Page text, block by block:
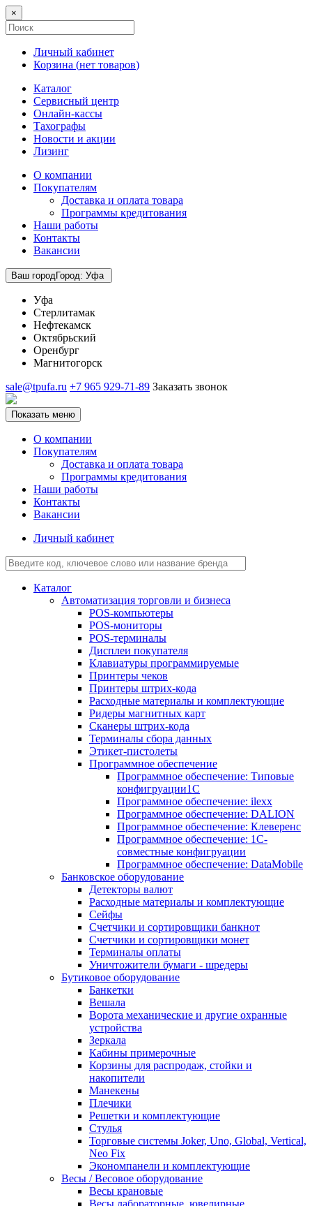
×
Личный кабинет
Корзина (нет товаров)
Каталог
Сервисный центр
Онлайн-кассы
Тахографы
Новости и акции
Лизинг
О компании
Покупателям
Доставка и оплата товара
Программы кредитования
Наши работы
Контакты
Вакансии
Ваш городГород: Уфа
Уфа
Стерлитамак
Нефтекамск
Октябрьский
Оренбург
Магнитогорск
sale@tpufa.ru +7 965 929-71-89 Заказать звонок
Показать меню
О компании
Покупателям
Доставка и оплата товара
Программы кредитования
Наши работы
Контакты
Вакансии
Личный кабинет
Каталог
Автоматизация торговли и бизнеса
POS-компьютеры
POS-мониторы
POS-терминалы
Дисплеи покупателя
Клавиатуры программируемые
Принтеры чеков
Принтеры штрих-кода
Расходные материалы и комплектующие
Ридеры магнитных карт
Сканеры штрих-кода
Терминалы сбора данных
Этикет-пистолеты
Программное обеспечение
Программное обеспечение: Типовые
конфигруации1С
Программное обеспечение: ilexx
Программное обеспечение: DALION
Программное обеспечение: Клеверенс
Программное обеспечение: 1С-
совместные конфигруации
Программное обеспечение: DataMobile
Банковское оборудование
Детекторы валют
Расходные материалы и комплектующие
Сейфы
Счетчики и сортировщики банкнот
Счетчики и сортировщики монет
Терминалы оплаты
Уничтожители бумаги - шредеры
Бутиковое оборудование
Банкетки
Вешала
Ворота механические и другие охранные
устройства
Зеркала
Кабины примерочные
Корзины для распродаж, стойки и
накопители
Манекены
Плечики
Решетки и комплектующие
Стулья
Торговые системы Joker, Uno, Global, Vertical,
Neo Fix
Экономпанели и комплектующие
Весы / Весовое оборудование
Весы крановые
Весы лабораторные, ювелирные